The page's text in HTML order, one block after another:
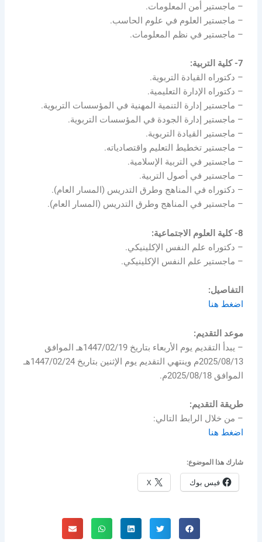
– ماجستير أمن المعلومات.
– ماجستير العلوم في علوم الحاسب.
– ماجستير في نظم المعلومات.
7- كلية التربية:
– دكتوراه القيادة التربوية.
– دكتوراه الإدارة التعليمية.
– ماجستير إدارة التنمية المهنية في المؤسسات التربوية.
– ماجستير إدارة الجودة في المؤسسات التربوية.
– ماجستير القيادة التربوية.
– ماجستير تخطيط التعليم واقتصادياته.
– ماجستير في التربية الإسلامية.
– ماجستير في أصول التربية.
– دكتوراه في المناهج وطرق التدريس (المسار العام).
– ماجستير في المناهج وطرق التدريس (المسار العام).
8- كلية العلوم الاجتماعية:
– دكتوراه علم النفس الإكلينيكي.
– ماجستير علم النفس الإكلينيكي.
التفاصيل:
اضغط هنا
موعد التقديم:
– يبدأ التقديم يوم الأربعاء بتاريخ 1447/02/19هـ الموافق
2025/08/13م وينتهي التقديم يوم الإثنين بتاريخ 1447/02/24هـ
الموافق 2025/08/18م.
طريقة التقديم:
– من خلال الرابط التالي:
اضغط هنا
شارك هذا الموضوع:
فيس بوك X